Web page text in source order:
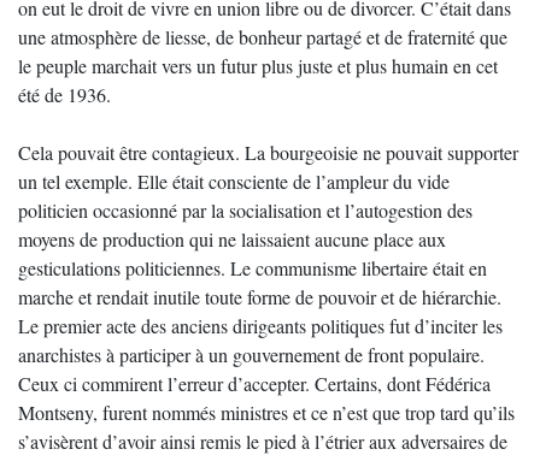
on eut le droit de vivre en union libre ou de divorcer. C’était dans
une atmosphère de liesse, de bonheur partagé et de fraternité que
le peuple marchait vers un futur plus juste et plus humain en cet
été de 1936.
Cela pouvait être contagieux. La bourgeoisie ne pouvait supporter
un tel exemple. Elle était consciente de l’ampleur du vide
politicien occasionné par la socialisation et l’autogestion des
moyens de production qui ne laissaient aucune place aux
gesticulations politiciennes. Le communisme libertaire était en
marche et rendait inutile toute forme de pouvoir et de hiérarchie.
Le premier acte des anciens dirigeants politiques fut d’inciter les
anarchistes à participer à un gouvernement de front populaire.
Ceux ci commirent l’erreur d’accepter. Certains, dont Fédérica
Montseny, furent nommés ministres et ce n’est que trop tard qu’ils
s’avisèrent d’avoir ainsi remis le pied à l’étrier aux adversaires de